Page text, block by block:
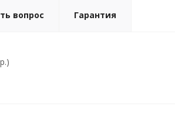
вопрос Гарантия